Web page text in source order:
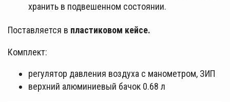
хранить в подвешенном состоянии.
Поставляется в пластиковом кейсе.
Комплект:
регулятор давления воздуха с манометром, ЗИП
верхний алюминиевый бачок 0.68 л